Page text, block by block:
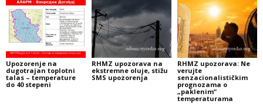
Upozorenje na
dugotrajan toplotni
talas – temperature
do 40 stepeni
RHMZ upozorava na
ekstremne oluje, stižu
SMS upozorenja
RHMZ upozorava: Ne
verujte
senzacionalističkim
prognozama o
„paklenim“
temperaturama